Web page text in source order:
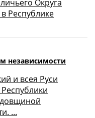
Округа
Республике
независимости
и всея Руси
...